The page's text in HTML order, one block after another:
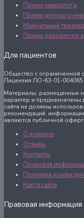
Прием невролога
Прием детского
Мануальный
Прием дерматолога
Для пациентов
Общество с ограниченной
Лицензия ЛО-63-01-004065
Материалы, размещенные
характер и предназначены
сайта не должны
рекомендаций.
являются публичной
О клинике
Отзывы
Контакты
Правовая
Политика
Карта сайта
Правовая информация